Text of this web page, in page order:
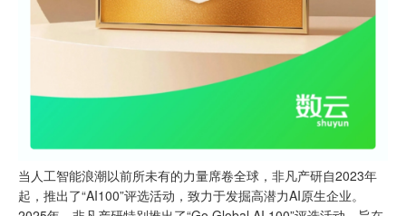
当人工智能浪潮以前所未有的力量席卷全球，非凡产研自2023年
起，推出了“AI100”评选活动，致力于发掘高潜力AI原生企业。